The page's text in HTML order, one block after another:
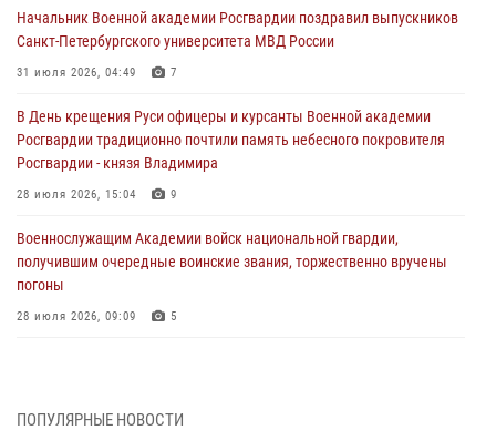
Начальник Военной академии Росгвардии поздравил выпускников
Санкт-Петербургского университета МВД России
31 июля 2026, 04:49 7
В День крещения Руси офицеры и курсанты Военной академии
Росгвардии традиционно почтили память небесного покровителя
Росгвардии - князя Владимира
28 июля 2026, 15:04 9
Военнослужащим Академии войск национальной гвардии,
получившим очередные воинские звания, торжественно вручены
погоны
28 июля 2026, 09:09 5
27 июля 2026, 14:49 7
ПОПУЛЯРНЫЕ НОВОСТИ